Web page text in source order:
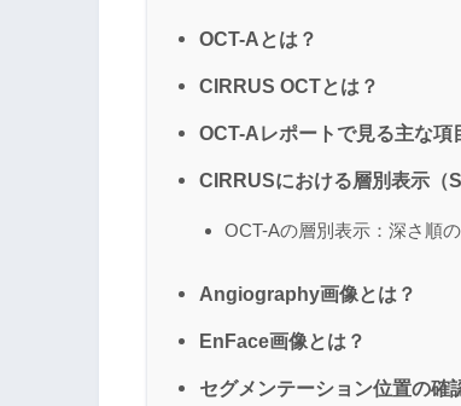
OCT-Aとは？
CIRRUS OCTとは？
OCT-Aレポートで見る主な項
CIRRUSにおける層別表示
OCT-Aの層別表示：深さ順
Angiography画像とは？
EnFace画像とは？
セグメンテーション位置の確